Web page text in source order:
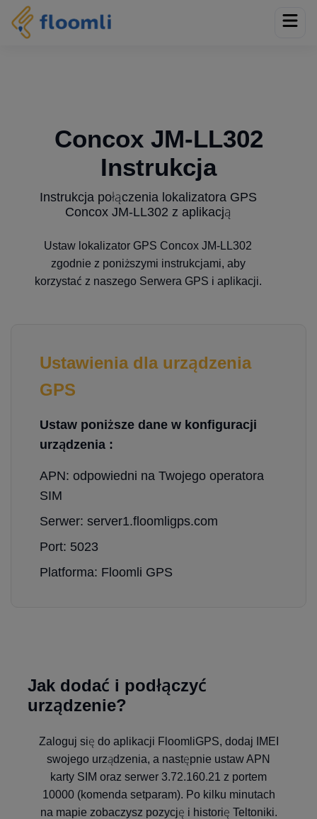
Concox JM-LL302
Instrukcja
Instrukcja połączenia lokalizatora GPS
Concox JM-LL302 z aplikacją
Ustaw lokalizator GPS Concox JM-LL302
zgodnie z poniższymi instrukcjami, aby
korzystać z naszego Serwera GPS i aplikacji.
Ustawienia dla urządzenia
GPS
Ustaw poniższe dane w konfiguracji
urządzenia :
APN: odpowiedni na Twojego operatora
SIM
Serwer: server1.floomligps.com
Port: 5023
Platforma: Floomli GPS
Jak dodać i podłączyć
urządzenie?
Zaloguj się do aplikacji FloomliGPS, dodaj IMEI
swojego urządzenia, a następnie ustaw APN
karty SIM oraz serwer 3.72.160.21 z portem
10000 (komenda setparam). Po kilku minutach
na mapie zobaczysz pozycję i historię Teltoniki.